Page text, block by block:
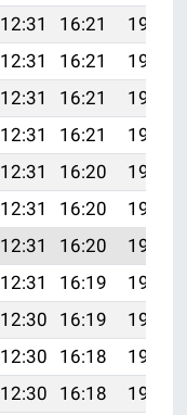
12:31 16:21
19:38
12:31 16:21
19:37
12:31 16:21
19:36
12:31 16:21
19:35
12:31 16:20
19:34
12:31 16:20
19:33
12:31 16:20
19:32
12:31 16:19
19:31
12:30 16:19
19:30
12:30 16:18
19:29
12:30 16:18
19:28